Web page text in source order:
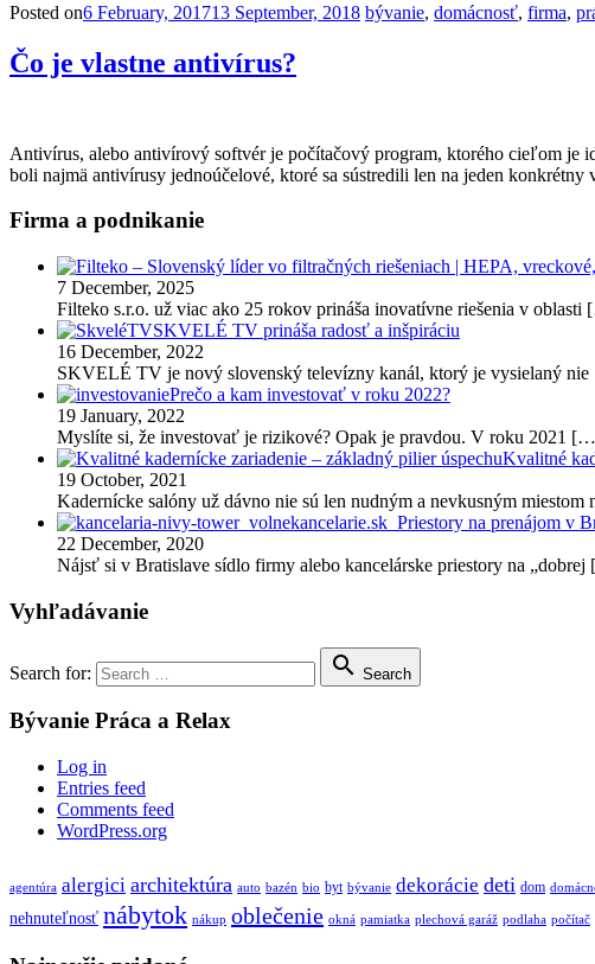
Posted on6 February, 201713 September, 2018 bývanie, domácnosť, firma,
Čo je vlastne antivírus?
Antivírus, alebo antivírový softvér je počítačový program, ktorého cieľom
boli najmä antivírusy jednoúčelové, ktoré sa sústredili len na jeden
Firma a podnikanie
7 December, 2025
Filteko s.r.o. už viac ako 25 rokov prináša inovatívne riešenia v oblasti
SKVELÉ TV prináša radosť a inšpiráciu
16 December, 2022
SKVELÉ TV je nový slovenský televízny kanál, ktorý je vysielaný nie
Prečo a kam investovať v roku 2022?
19 January, 2022
Myslíte si, že investovať je rizikové? Opak je pravdou. V roku 2021
Kvalitné
19 October, 2021
Kadernícke salóny už dávno nie sú len nudným a nevkusným miestom
Priestory na prenájom v
22 December, 2020
Nájsť si v Bratislave sídlo firmy alebo kancelárske priestory na „dobrej
Vyhľadávanie
Search for:  Search
Bývanie Práca a Relax
Log in
Entries feed
Comments feed
WordPress.org
agentúra alergici architektúra auto bazén bio byt bývanie dekorácie deti dom
nehnuteľnosť nábytok nákup oblečenie okná pamiatka plechová garáž podlaha počítač